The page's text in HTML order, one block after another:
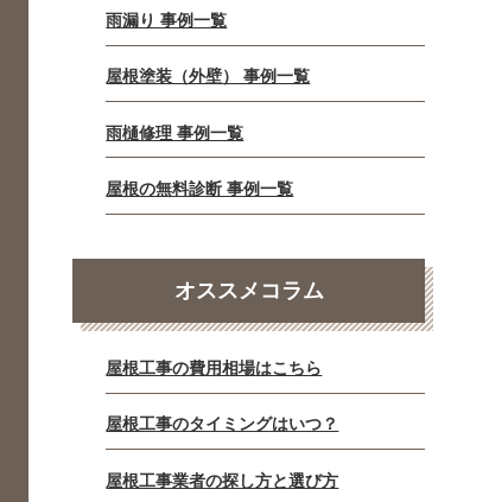
雨漏り 事例一覧
屋根塗装（外壁） 事例一覧
雨樋修理 事例一覧
屋根の無料診断 事例一覧
オススメコラム
屋根工事の費用相場はこちら
屋根工事のタイミングはいつ？
屋根工事業者の探し方と選び方